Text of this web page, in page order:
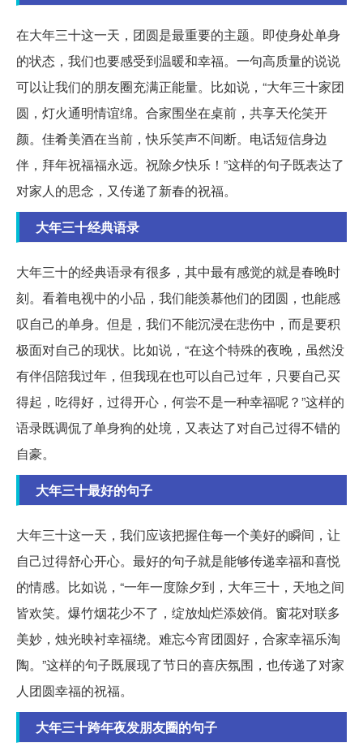
在大年三十这一天，团圆是最重要的主题。即使身处单身
的状态，我们也要感受到温暖和幸福。一句高质量的说说
可以让我们的朋友圈充满正能量。比如说，“大年三十家团
圆，灯火通明情谊绵。合家围坐在桌前，共享天伦笑开
颜。佳肴美酒在当前，快乐笑声不间断。电话短信身边
伴，拜年祝福福永远。祝除夕快乐！”这样的句子既表达了
对家人的思念，又传递了新春的祝福。
大年三十经典语录
大年三十的经典语录有很多，其中最有感觉的就是春晚时
刻。看着电视中的小品，我们能羡慕他们的团圆，也能感
叹自己的单身。但是，我们不能沉浸在悲伤中，而是要积
极面对自己的现状。比如说，“在这个特殊的夜晚，虽然没
有伴侣陪我过年，但我现在也可以自己过年，只要自己买
得起，吃得好，过得开心，何尝不是一种幸福呢？”这样的
语录既调侃了单身狗的处境，又表达了对自己过得不错的
自豪。
大年三十最好的句子
大年三十这一天，我们应该把握住每一个美好的瞬间，让
自己过得舒心开心。最好的句子就是能够传递幸福和喜悦
的情感。比如说，“一年一度除夕到，大年三十，天地之间
皆欢笑。爆竹烟花少不了，绽放灿烂添姣俏。窗花对联多
美妙，烛光映衬幸福绕。难忘今宵团圆好，合家幸福乐淘
陶。”这样的句子既展现了节日的喜庆氛围，也传递了对家
人团圆幸福的祝福。
大年三十跨年夜发朋友圈的句子